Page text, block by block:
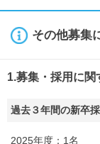
その他募集
1.募集・採用に関
過去３年間の新卒
2025年度：1名